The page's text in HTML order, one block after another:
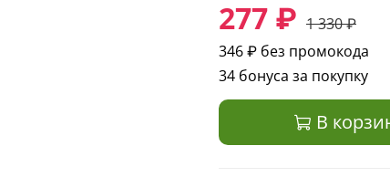
277 ₽ 1 330 ₽
346 ₽ без промокода
34 бонуса за покупку
В